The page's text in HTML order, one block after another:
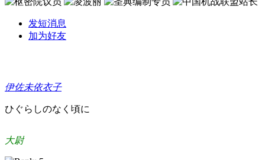
发短消息
加为好友
伊佐未依衣子
ひぐらしのなく頃に
大尉